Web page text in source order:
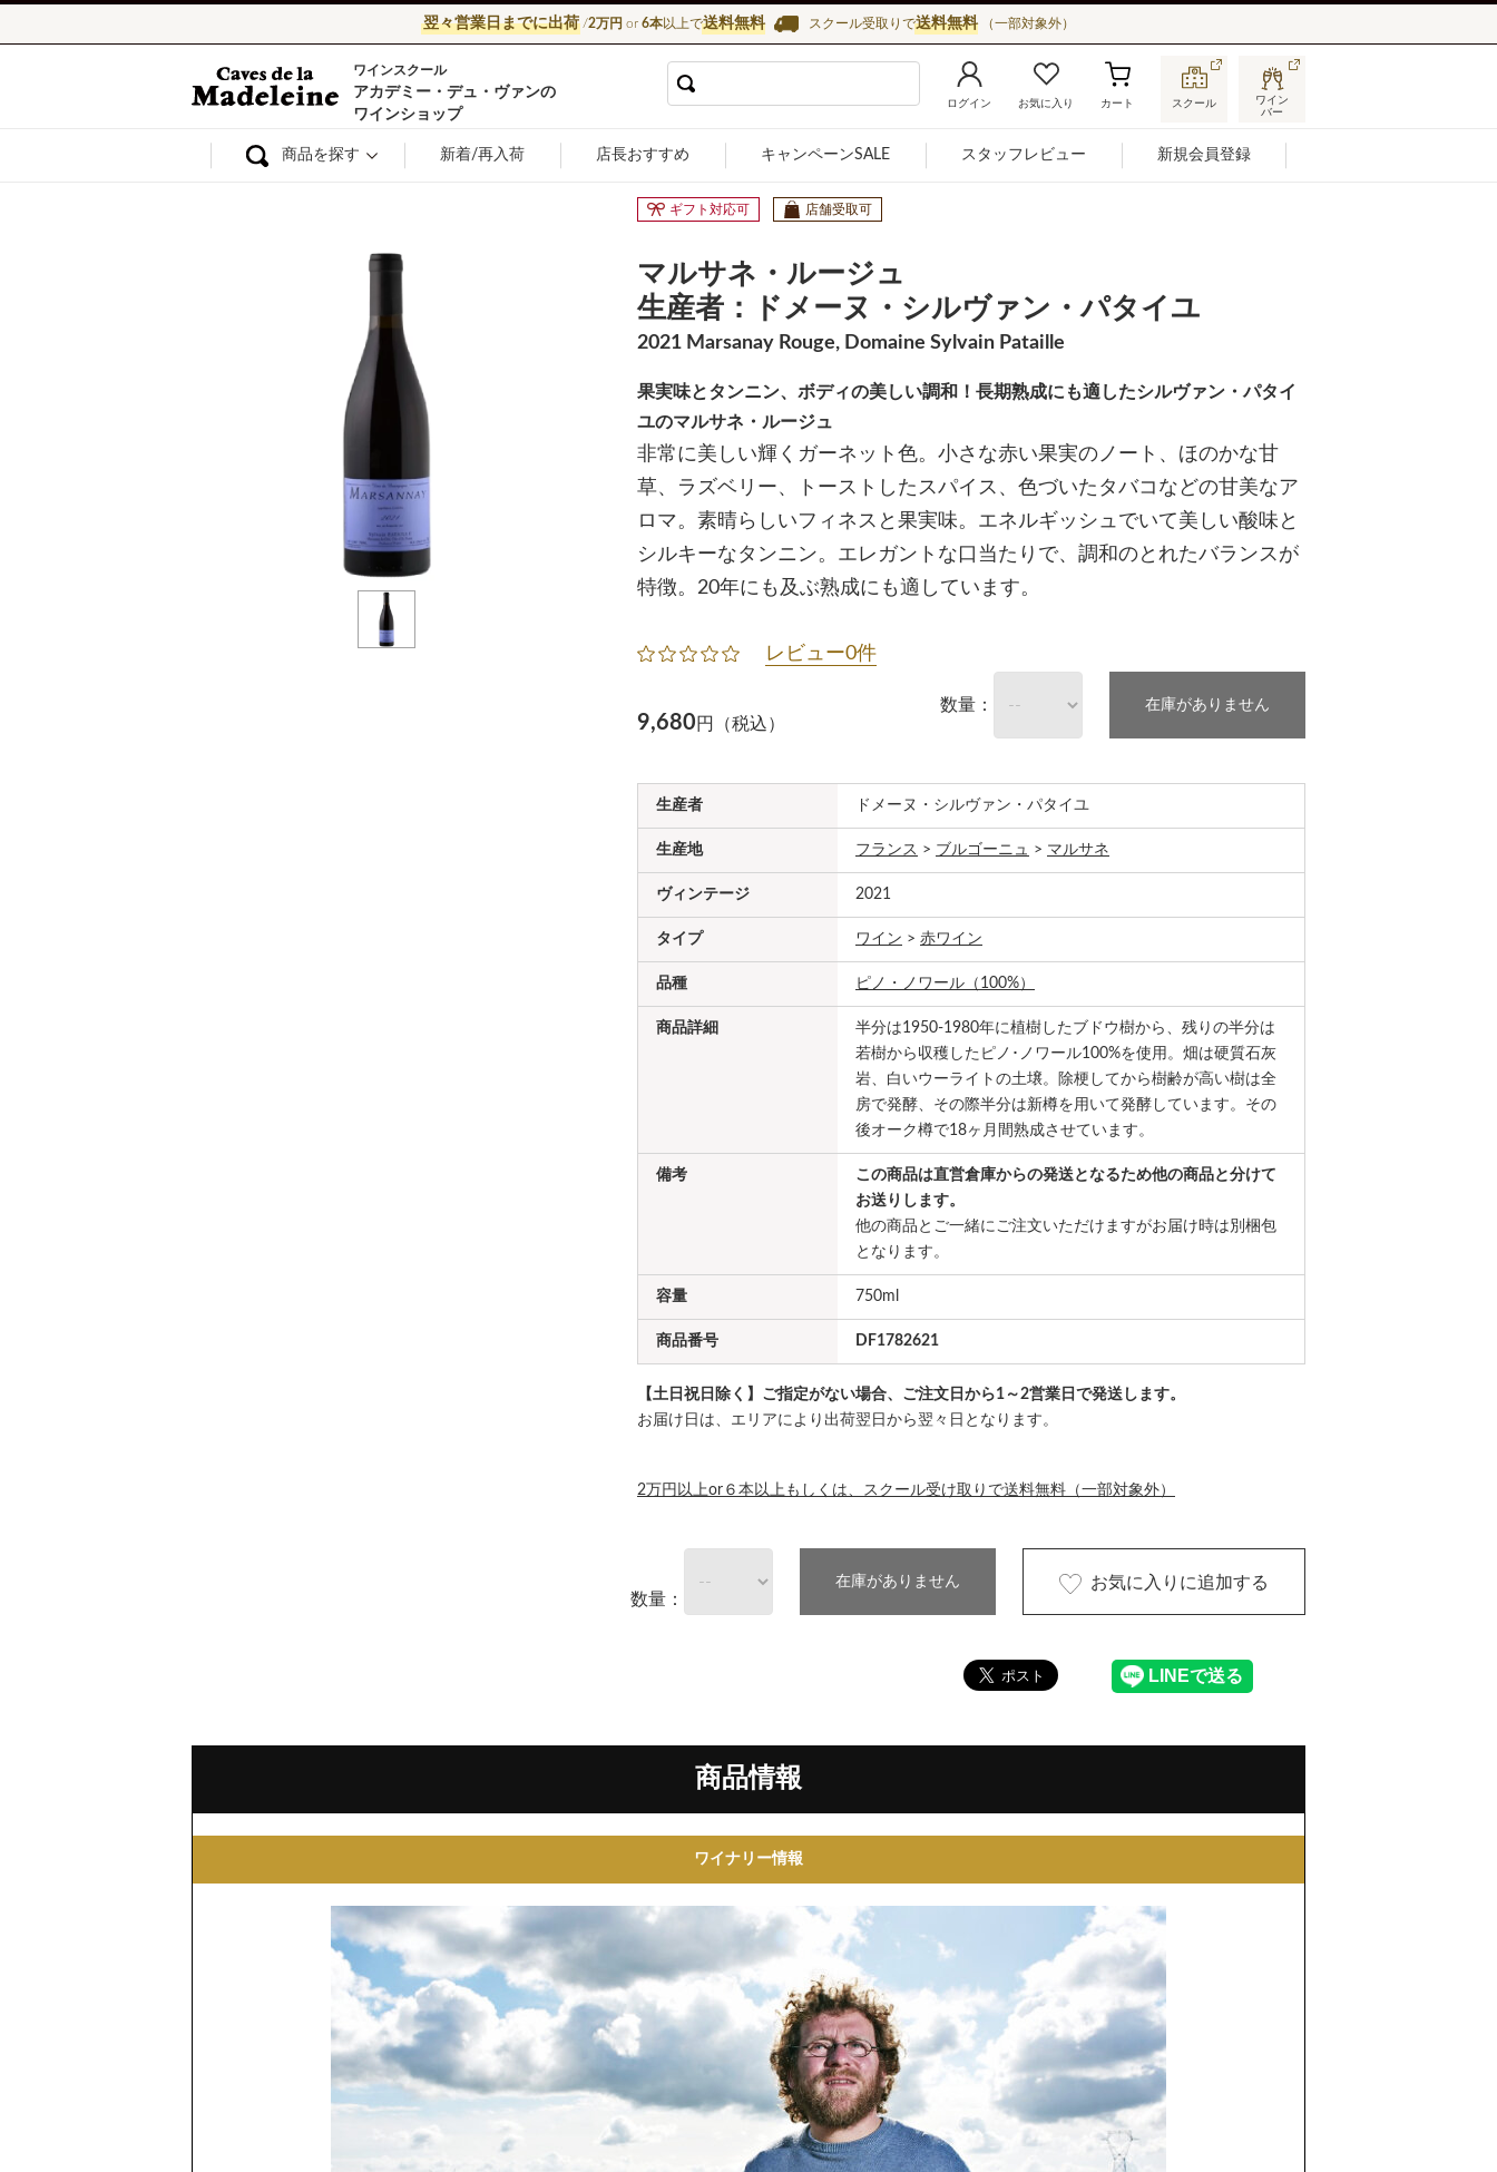
翌々営業日までに出荷/2万円 or 6本以上で送料無料 スクール受取りで送料無料 （一部対象外）
ワイン通販ならワインショップ カーヴ・ド・ラ・マドレーヌ
ワインスクール
アカデミー・デュ・ヴァンの
ワインショップ
ログイン お気に入り カート スクール
ワイン
バー
商品を探す 新着/再入荷 店長おすすめ キャンペーンSALE スタッフレビュー 新規会員登録
ギフト対応可 店舗受取可
マルサネ・ルージュ
生産者：ドメーヌ・シルヴァン・パタイユ
2021 Marsanay Rouge, Domaine Sylvain Pataille
果実味とタンニン、ボディの美しい調和！長期熟成にも適したシルヴァン・パタイ
ユのマルサネ・ルージュ
非常に美しい輝くガーネット色。小さな赤い果実のノート、ほのかな甘
草、ラズベリー、トーストしたスパイス、色づいたタバコなどの甘美なア
ロマ。素晴らしいフィネスと果実味。エネルギッシュでいて美しい酸味と
シルキーなタンニン。エレガントな口当たりで、調和のとれたバランスが
特徴。20年にも及ぶ熟成にも適しています。
レビュー0件
9,680円（税込）
数量： 在庫がありません
生産者 ドメーヌ・シルヴァン・パタイユ
生産地 フランス > ブルゴーニュ > マルサネ
ヴィンテージ 2021
タイプ ワイン > 赤ワイン
品種 ピノ・ノワール（100%）
商品詳細
半分は1950-1980年に植樹したブドウ樹から、残りの半分は
若樹から収穫したピノ･ノワール100%を使用。畑は硬質石灰
岩、白いウーライトの土壌。除梗してから樹齢が高い樹は全
房で発酵、その際半分は新樽を用いて発酵しています。その
後オーク樽で18ヶ月間熟成させています。
備考
この商品は直営倉庫からの発送となるため他の商品と分けて
お送りします。
他の商品とご一緒にご注文いただけますがお届け時は別梱包
となります。
容量 750ml
商品番号 DF1782621
【土日祝日除く】ご指定がない場合、ご注文日から1～2営業日で発送します。
お届け日は、エリアにより出荷翌日から翌々日となります。
2万円以上or６本以上もしくは、スクール受け取りで送料無料（一部対象外）
数量：
在庫がありません お気に入りに追加する
商品情報
ワイナリー情報